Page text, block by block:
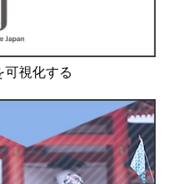
可視化する